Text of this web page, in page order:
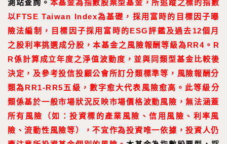
測站查詢。 本基金為指數股票型基金，所追蹤之標的指數
以FTSE Taiwan Index為基礎，採用富時的目標因子曝
險法編制，目標因子採用富時的ESG評鑑及過去12個月
之股利率挑選成分股，本基金之風險報酬等級為RR4。R
R係計算成立年度之淨值波動度，並與同類型基金比較後
決定，及參考投信投顧公會所訂分類標準等，風險報酬分
類為RR1-RR5五級，數字愈大代表風險愈高。此等級分
類係基於一般市場狀況反映市場價格波動風險，無法涵蓋
所有風險（如：投資標的產業風險、信用風險、利率風
險、流動性風險等），不宜作為投資唯一依據，投資人仍